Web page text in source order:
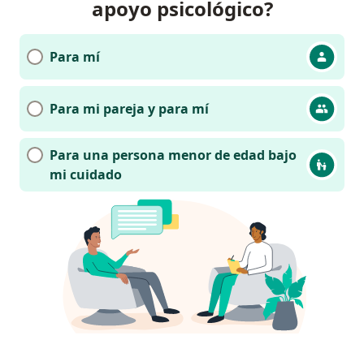
apoyo psicológico?
Para mí
Para mi pareja y para mí
Para una persona menor de edad bajo
mi cuidado